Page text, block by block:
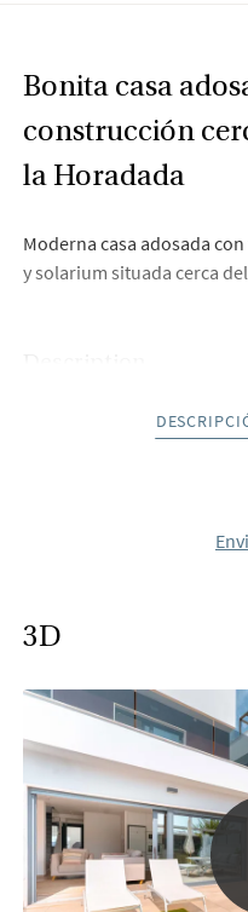
Bonita casa
construcción
la Horadada
Moderna casa adosada
y solarium situada cerca
A escasos metros, ya
La planta baja consta de
piscina.
La primera planta ofrece
armarios empotrados y
el dormitorio principal.
un bonito balcón de unos
Subiendo las escaleras se
azotea donde puede tener
terraza. Por supuesto,
3D